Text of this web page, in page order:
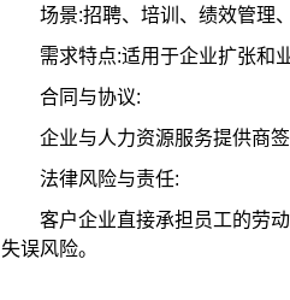
场景:招聘、培训、绩效管理、
需求特点:适用于企业扩张和业
合同与协议:
企业与人力资源服务提供商签
法律风险与责任:
客户企业直接承担员工的劳动
失误风险。